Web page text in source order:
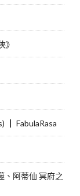
》
┃ FabulaRasa
阿蒂仙 冥府之